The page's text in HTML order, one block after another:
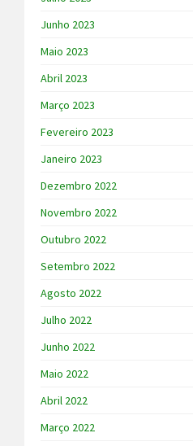
Junho 2023
Maio 2023
Abril 2023
Março 2023
Fevereiro 2023
Janeiro 2023
Dezembro 2022
Novembro 2022
Outubro 2022
Setembro 2022
Agosto 2022
Julho 2022
Junho 2022
Maio 2022
Abril 2022
Março 2022